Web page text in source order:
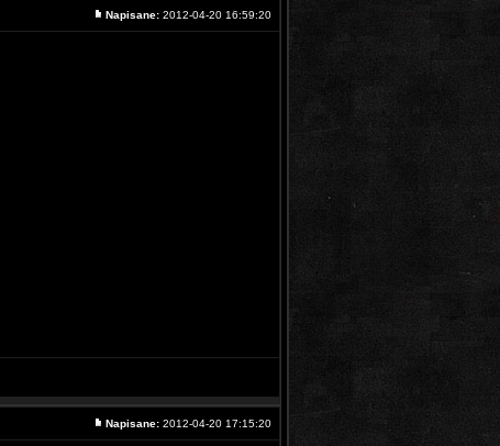
Napisane: 2012-04-20 16:59:20
Napisane: 2012-04-20 17:15:20